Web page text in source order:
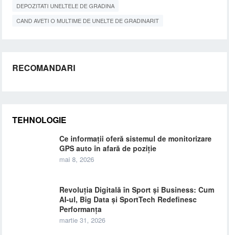
DEPOZITATI UNELTELE DE GRADINA
CAND AVETI O MULTIME DE UNELTE DE GRADINARIT
RECOMANDARI
TEHNOLOGIE
Ce informații oferă sistemul de monitorizare
GPS auto în afară de poziție
mai 8, 2026
Revoluția Digitală în Sport și Business: Cum
AI-ul, Big Data și SportTech Redefinesc
Performanța
martie 31, 2026